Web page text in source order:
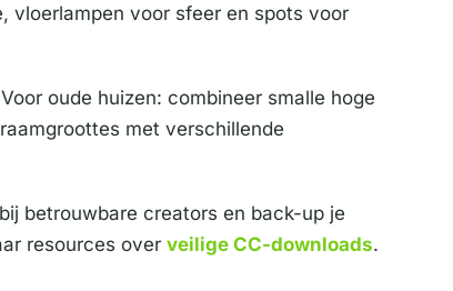
vloerlampen voor sfeer en spots voor
oude huizen: combineer smalle hoge
met verschillende
betrouwbare creators en back-up je
resources over veilige CC-downloads.